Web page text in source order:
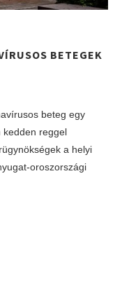
BETEGEK
beteg egy
kedden reggel
a helyi
oroszországi